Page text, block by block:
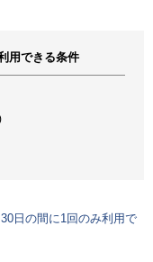
用できる条件
日の間に1回のみ利用で